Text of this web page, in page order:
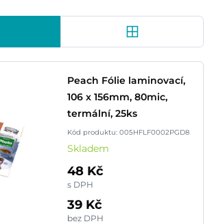
Peach Fólie laminovací,
106 x 156mm, 80mic,
termální, 25ks
Kód produktu: 005HFLF0002PGD8
Skladem
48 Kč
s DPH
39 Kč
bez DPH